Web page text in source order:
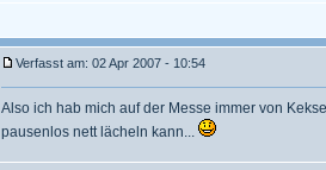
Verfasst am: 02 Apr 2007 - 10:54
Also ich hab mich auf der Messe immer von
pausenlos nett lächeln kann...